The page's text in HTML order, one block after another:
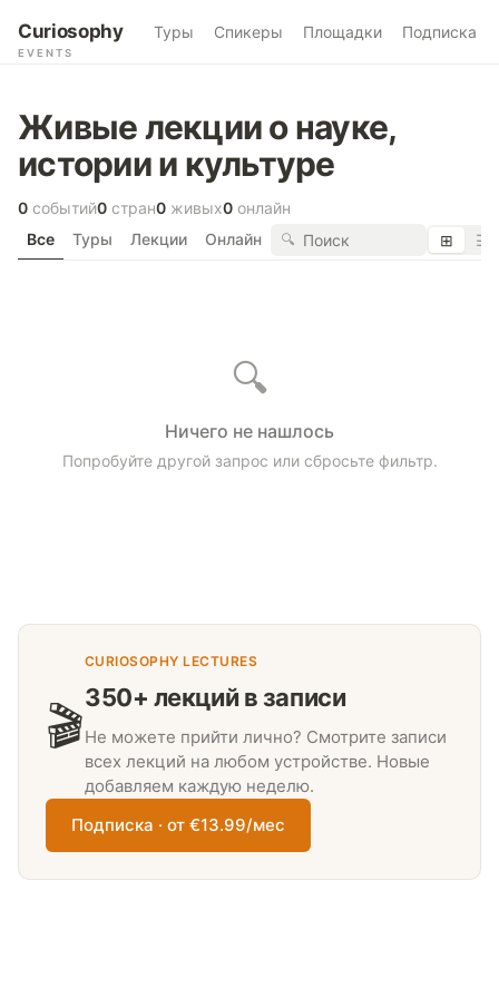
Curiosophy
EVENTS
Туры Спикеры Площадки Подписка
Живые лекции о науке,
истории и культуре
0 событий0 стран0 живых0 онлайн
Все
Туры Лекции Онлайн 🔍 ⊞ ☰
🔍
Ничего не нашлось
Попробуйте другой запрос или сбросьте фильтр.
🎬
CURIOSOPHY LECTURES
350+ лекций в записи
Не можете прийти лично? Смотрите записи
всех лекций на любом устройстве. Новые
добавляем каждую неделю.
Подписка · от €13.99/мес